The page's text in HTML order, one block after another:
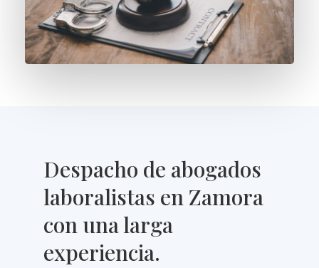
Despacho de abogados
laboralistas en Zamora
con una larga
experiencia.